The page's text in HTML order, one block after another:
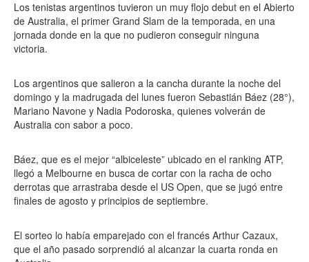
Los tenistas argentinos tuvieron un muy flojo debut en el Abierto
de Australia, el primer Grand Slam de la temporada, en una
jornada donde en la que no pudieron conseguir ninguna
victoria.
Los argentinos que salieron a la cancha durante la noche del
domingo y la madrugada del lunes fueron Sebastián Báez (28°),
Mariano Navone y Nadia Podoroska, quienes volverán de
Australia con sabor a poco.
Báez, que es el mejor “albiceleste” ubicado en el ranking ATP,
llegó a Melbourne en busca de cortar con la racha de ocho
derrotas que arrastraba desde el US Open, que se jugó entre
finales de agosto y principios de septiembre.
El sorteo lo había emparejado con el francés Arthur Cazaux,
que el año pasado sorprendió al alcanzar la cuarta ronda en